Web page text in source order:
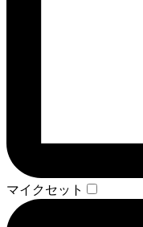
マイクセット